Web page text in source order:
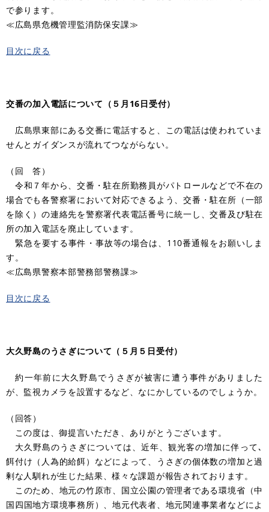
で参ります。
≪広島県危機管理監消防保安課≫
目次に戻る
交番の加入電話について（５月16日受付）
広島県東部にある交番に電話すると、この電話は使われていま
せんとガイダンスが流れてつながらない。
（回 答）
令和７年から、交番・駐在所勤務員がパトロールなどで不在の
場合でも各警察署において対応できるよう、交番・駐在所（一部
を除く）の連絡先を警察署代表電話番号に統一し、交番及び駐在
所の加入電話を廃止しています。
緊急を要する事件・事故等の場合は、110番通報をお願いしま
す。
≪広島県警察本部警務部警務課≫
目次に戻る
大久野島のうさぎについて（５月５日受付）
約一年前に大久野島でうさぎが被害に遭う事件がありました
が、監視カメラを設置するなど、なにかしているのでしょうか。
（回答）
この度は、御提言いただき、ありがとうございます。
大久野島のうさぎについては、近年、観光客の増加に伴って､
餌付け（人為的給餌）などによって、うさぎの個体数の増加と過
剰な人馴れが生じた結果、様々な課題が報告されております。
このため、地元の竹原市、国立公園の管理者である環境省（中
国四国地方環境事務所）、地元代表者、地元関連事業者などによ